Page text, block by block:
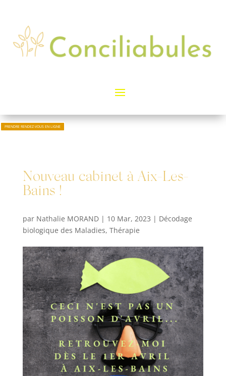
PRENDRE RENDEZ-VOUS EN LIGNE
Nouveau cabinet à Aix-Les-
Bains !
par Nathalie MORAND| 10 Mar, 2023 | Décodage
biologique des Maladies, Thérapie